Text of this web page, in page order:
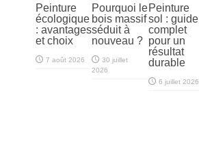
Peinture
écologique
: avantages
et choix
7 août 2026
Pourquoi le
bois massif
séduit à
nouveau ?
30 juillet
2026
Peinture
sol : guide
complet
pour un
résultat
durable
6 juillet 2026